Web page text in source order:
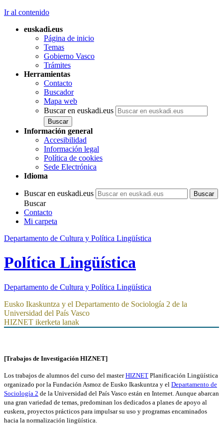
Ir al contenido
euskadi.eus
Página de inicio
Temas
Gobierno Vasco
Trámites
Herramientas
Contacto
Buscador
Mapa web
Buscar en euskadi.eus
Información general
Accesibilidad
Información legal
Política de cookies
Sede Electrónica
Idioma
Buscar en euskadi.eus
Buscar
Contacto
Mi carpeta
Departamento de Cultura y Política Lingüística
Política Lingüística
Departamento de Cultura y Política Lingüística
Eusko Ikaskuntza y el Departamento de Sociología 2 de la
Universidad del País Vasco
HIZNET ikerketa lanak
[Trabajos de Investigación HIZNET]
Los trabajos de alumnos del curso del masterHIZNET Planificación Lingüística
organizado por la Fundación Asmoz de Eusko Ikaskuntza y el Departamento de
Sociología 2 de la Universidad del País Vasco están en Internet. Aunque abarcan
una gran variedad de temas, predominan los dedicados a planes de apoyo al
euskera, proyectos prácticos para impulsar su uso y programas encaminados
hacia la normalización lingüística.